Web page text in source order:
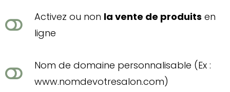
Activez ou non la vente de produits en
ligne
Nom de domaine personnalisable (Ex :
www.nomdevotresalon.com)